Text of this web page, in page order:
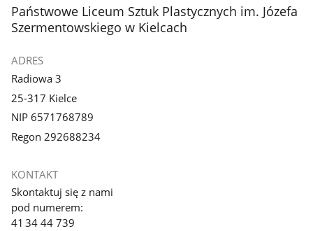
stopka
Państwowe Liceum Sztuk Plastycznych im. Józefa
Szermentowskiego w Kielcach
ADRES
Radiowa 3
25-317 Kielce
NIP 6571768789
Regon 292688234
KONTAKT
Skontaktuj się z nami
pod numerem:
41 34 44 739